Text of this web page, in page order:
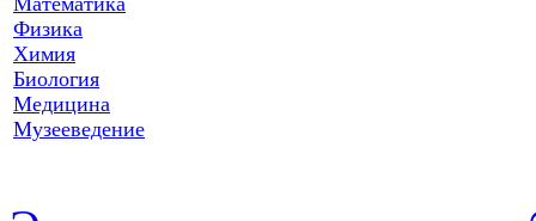
Физика
Химия
Биология
Медицина
Музееведение